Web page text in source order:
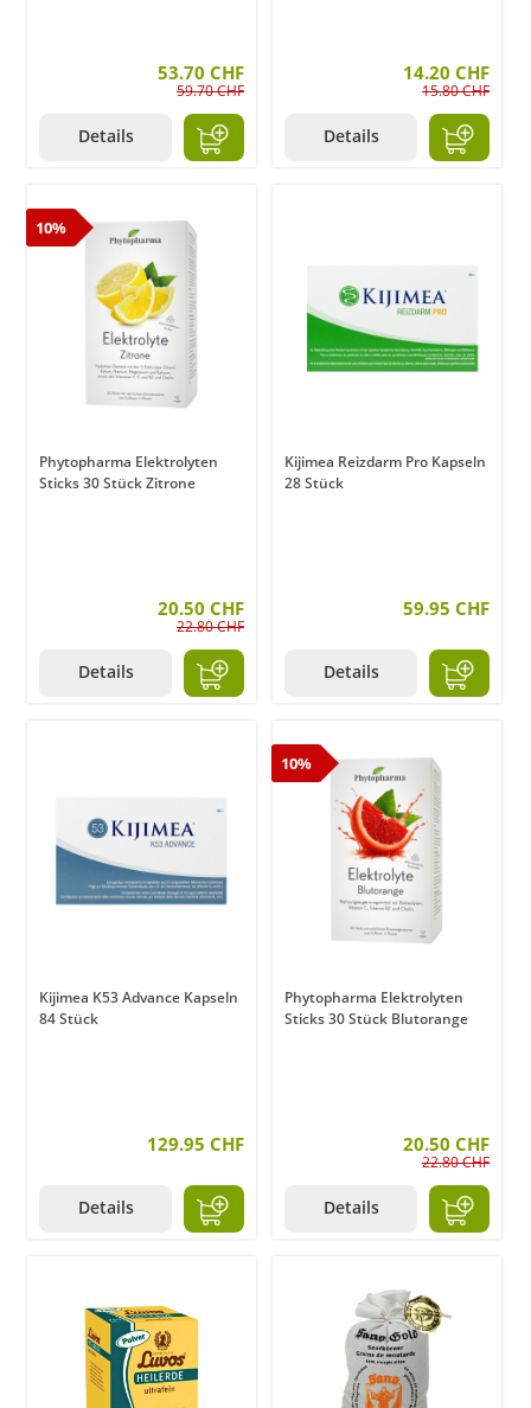
53.70 CHF
59.70 CHF
Details
14.20 CHF
15.80 CHF
Details
10%
Phytopharma Elektrolyten
Sticks 30 Stück Zitrone
20.50 CHF
22.80 CHF
Details
Kijimea Reizdarm Pro Kapseln
28 Stück
59.95 CHF
Details
Kijimea K53 Advance Kapseln
84 Stück
129.95 CHF
Details
10%
Phytopharma Elektrolyten
Sticks 30 Stück Blutorange
20.50 CHF
22.80 CHF
Details